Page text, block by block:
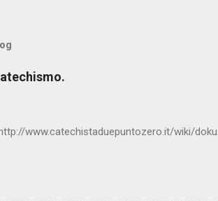
www.catechistaduepuntozero.it/wiki/